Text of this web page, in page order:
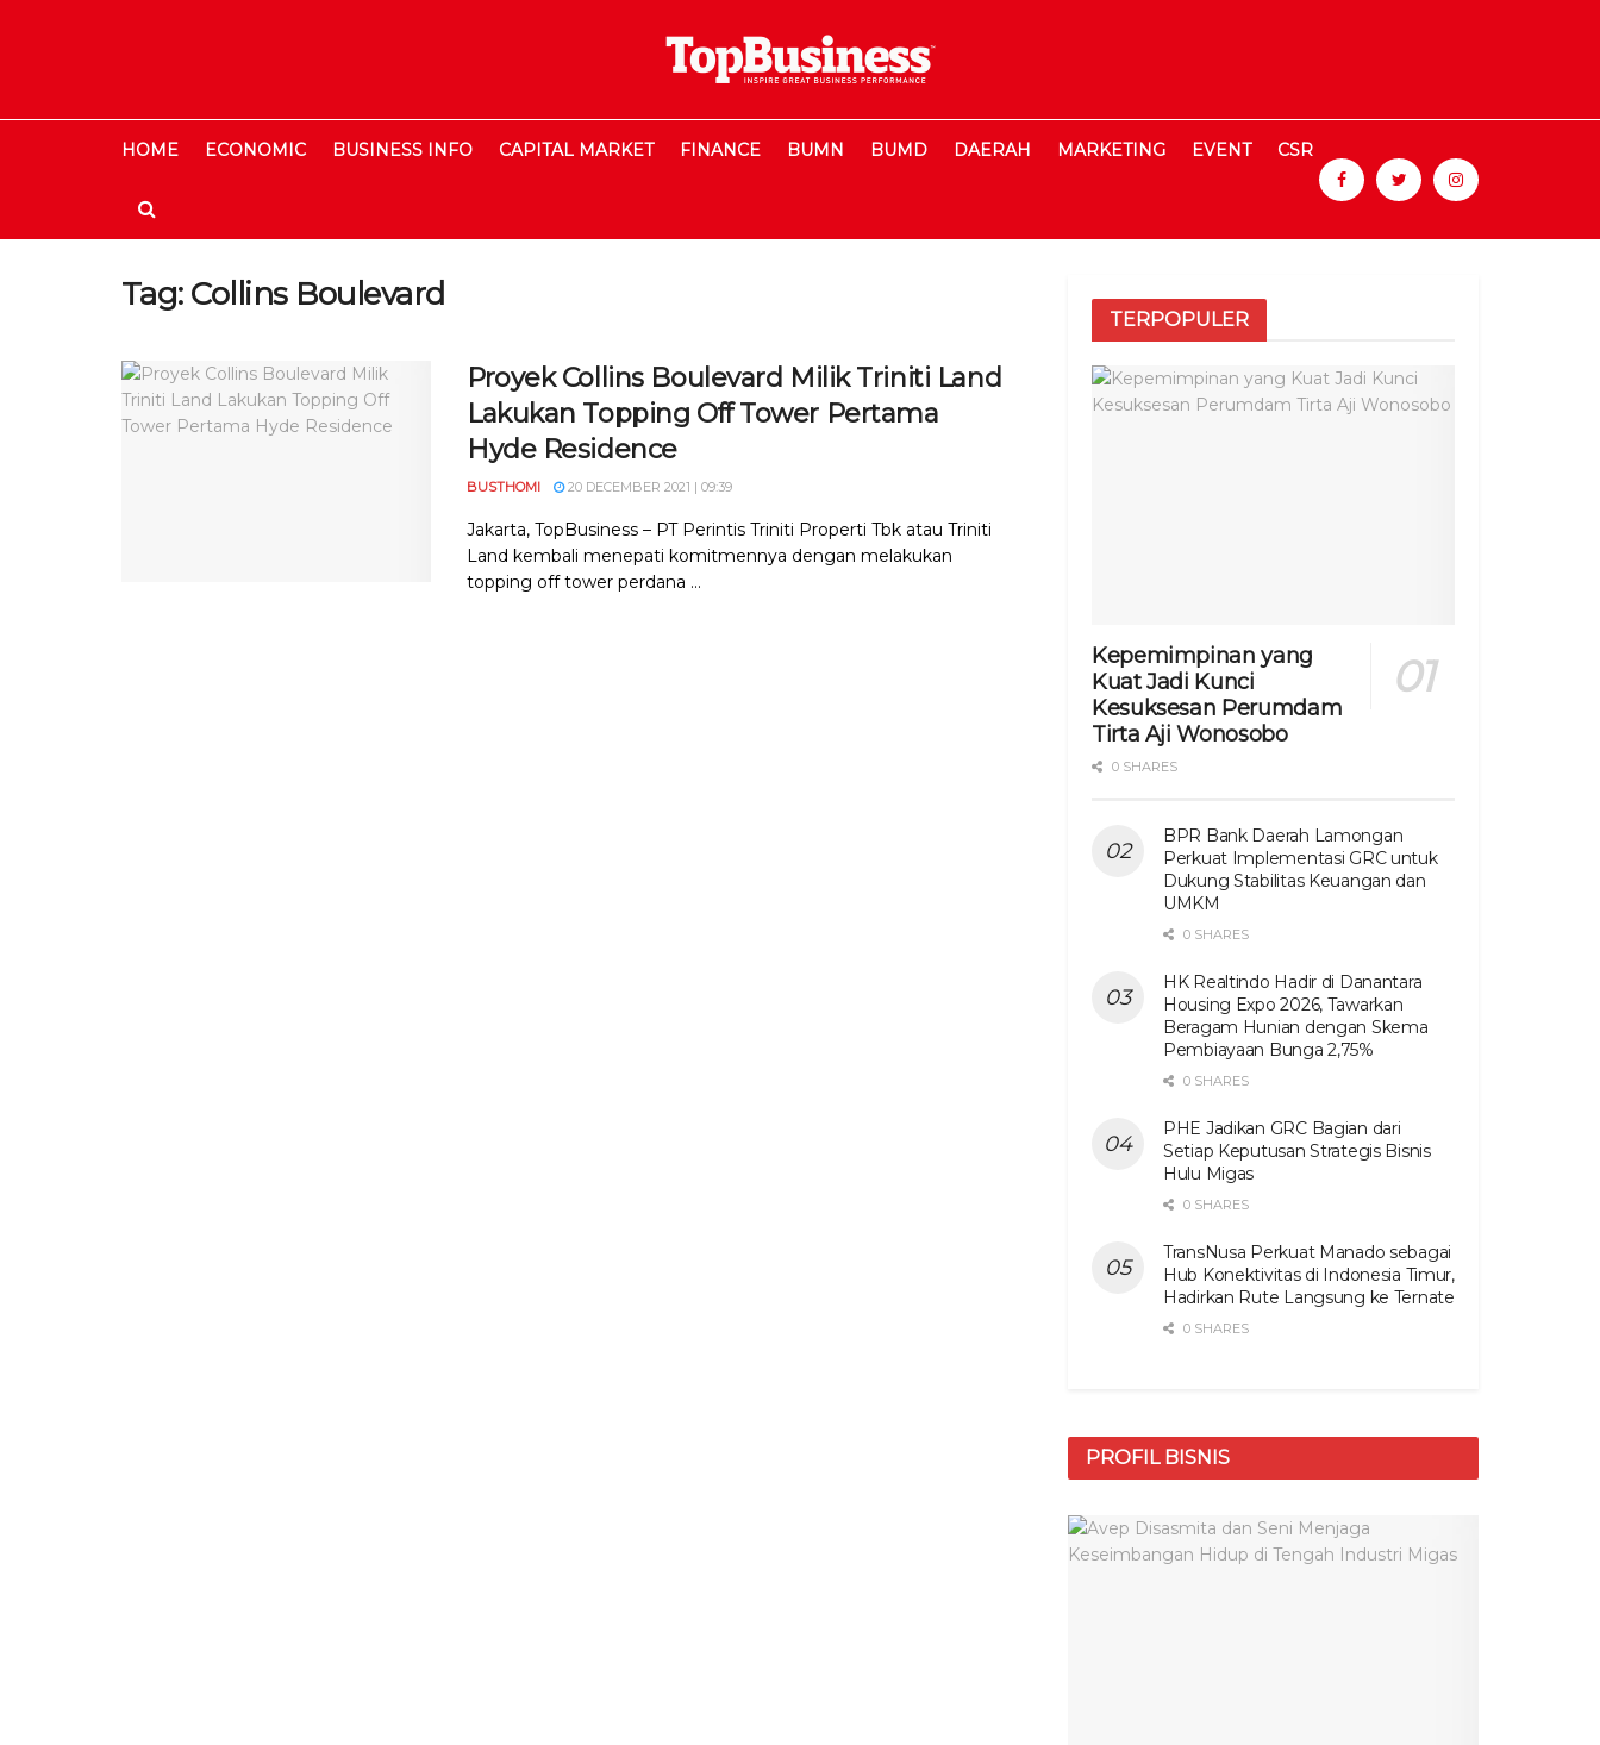
HOME ECONOMIC BUSINESS INFO CAPITAL MARKET FINANCE BUMN BUMD DAERAH MARKETING EVENT CSR
Tag: Collins Boulevard
Proyek Collins Boulevard Milik Triniti Land
Lakukan Topping Off Tower Pertama
Hyde Residence
BUSTHOMI 20 DECEMBER 2021 | 09:39
Jakarta, TopBusiness – PT Perintis Triniti Properti Tbk atau Triniti
Land kembali menepati komitmennya dengan melakukan
topping off tower perdana ...
TERPOPULER
Kepemimpinan yang
Kuat Jadi Kunci
Kesuksesan Perumdam
Tirta Aji Wonosobo
0 SHARES
BPR Bank Daerah Lamongan
Perkuat Implementasi GRC untuk
Dukung Stabilitas Keuangan dan
UMKM
0 SHARES
HK Realtindo Hadir di Danantara
Housing Expo 2026, Tawarkan
Beragam Hunian dengan Skema
Pembiayaan Bunga 2,75%
0 SHARES
PHE Jadikan GRC Bagian dari
Setiap Keputusan Strategis Bisnis
Hulu Migas
0 SHARES
TransNusa Perkuat Manado sebagai
Hub Konektivitas di Indonesia Timur,
Hadirkan Rute Langsung ke Ternate
0 SHARES
PROFIL BISNIS